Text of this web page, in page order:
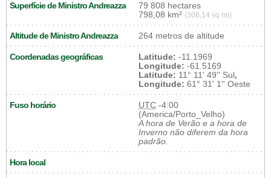
Superfície de Ministro Andreazza
79 808 hectares
798,08 km² (308,14 sq mi)
Altitude de Ministro Andreazza 264 metros de altitude
Coordenadas geográficas Latitude: -11.1969
Longitude: -61.5169
Latitude: 11° 11' 49'' Sul,
Longitude: 61° 31' 1'' Oeste
Fuso horário UTC -4:00
(America/Porto_Velho)
A hora de Verão e a hora de
Inverno não diferem da hora
padrão.
Hora local